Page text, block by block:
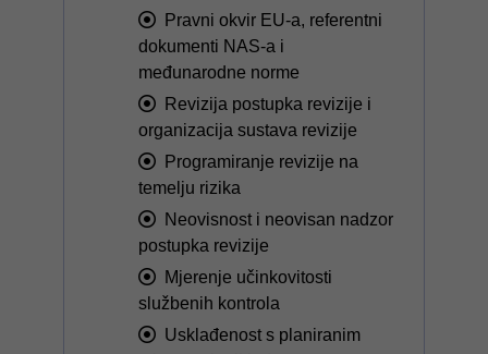
Pravni okvir EU-a, referentni
dokumenti NAS-a i
međunarodne norme
Revizija postupka revizije i
organizacija sustava revizije
Programiranje revizije na
temelju rizika
Neovisnost i neovisan nadzor
postupka revizije
Mjerenje učinkovitosti
službenih kontrola
Usklađenost s planiranim